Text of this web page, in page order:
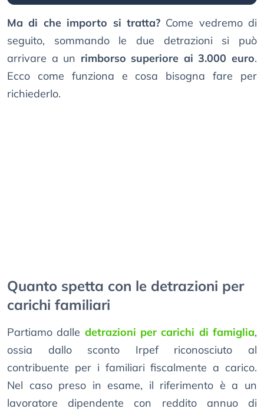
Ma di che importo si tratta?Come vedremo di
seguito, sommando le due detrazioni si può
arrivare a un rimborso superiore ai 3.000 euro.
Ecco come funziona e cosa bisogna fare per
richiederlo.
Quanto spetta con le detrazioni per
carichi familiari
Partiamo dalle detrazioni per carichi di famiglia,
ossia dallo sconto Irpef riconosciuto al
contribuente per i familiari fiscalmente a carico.
Nel caso preso in esame, il riferimento è a un
lavoratore dipendente con reddito annuo di